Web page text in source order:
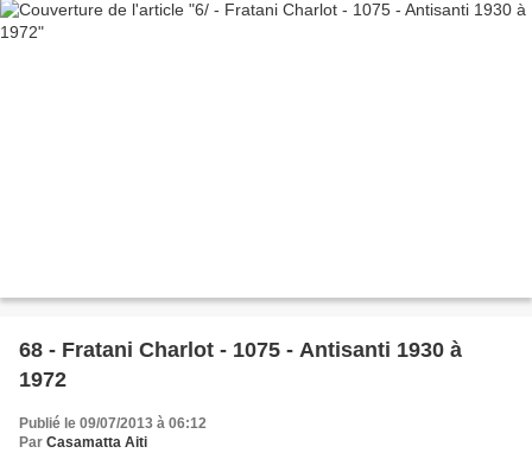
68 - Fratani Charlot - 1075 - Antisanti 1930 à
1972
Publié le 09/07/2013 à 06:12
Par Casamatta Aiti